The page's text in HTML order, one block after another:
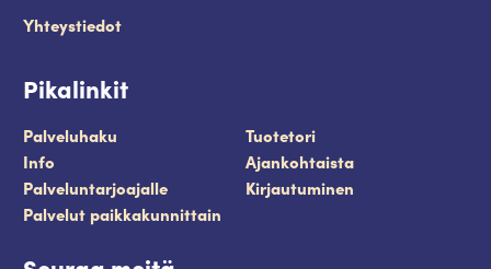
Yhteystiedot
Pikalinkit
Palveluhaku
Tuotetori
Info
Ajankohtaista
Palveluntarjoajalle
Kirjautuminen
Palvelut paikkakunnittain